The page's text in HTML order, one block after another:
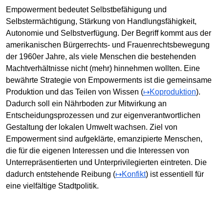
Empowerment bedeutet Selbstbefähigung und
Selbstermächtigung, Stärkung von Handlungsfähigkeit,
Autonomie und Selbstverfügung. Der Begriff kommt aus der
amerikanischen Bürgerrechts- und Frauenrechtsbewegung
der 1960er Jahre, als viele Menschen die bestehenden
Machtverhältnisse nicht (mehr) hinnehmen wollten. Eine
bewährte Strategie von Empowerments ist die gemeinsame
Produktion und das Teilen von Wissen (↦Koproduktion).
Dadurch soll ein Nährboden zur Mitwirkung an
Entscheidungsprozessen und zur eigenverantwortlichen
Gestaltung der lokalen Umwelt wachsen. Ziel von
Empowerment sind aufgeklärte, emanzipierte Menschen,
die für die eigenen Interessen und die Interessen von
Unterrepräsentierten und Unterprivilegierten eintreten. Die
dadurch entstehende Reibung (↦Konfikt) ist essentiell für
eine vielfältige Stadtpolitik.